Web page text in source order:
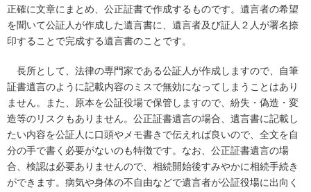
正確に文章にまとめ、公正証書で作成するものです。遺言者の希望
を聞いて公証人が作成した遺言書に、遺言者及び証人２人が署名捺
印することで完成する遺言書のことです。
長所として、法律の専門家である公証人が作成しますので、自筆
証書遺言のように記載内容のミスで無効になってしまうことはあり
ません。また、原本を公証役場で保管しますので、紛失・偽造・変
造等のリスクもありません。公正証書遺言の場合、遺言書に記載し
たい内容を公証人に口頭やメモ書きで伝えれば良いので、全文を自
分の手で書く必要がないのも特徴です。なお、公正証書遺言の場
合、検認は必要ありませんので、相続開始後すみやかに相続手続き
ができます。病気や身体の不自由などで遺言者が公証役場に出向く